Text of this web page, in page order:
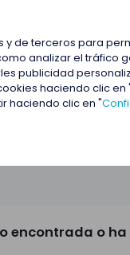
y de terceros para
analizar el tráfico
publicidad
haciendo clic
haciendo clic en "
encontrada o